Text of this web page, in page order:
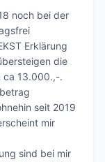
noch bei der
Erklärung
die
ca 13.000.,-.
seit 2019
mir
sind bei mir